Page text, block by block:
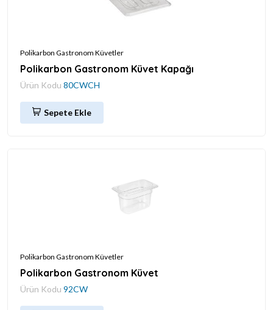
Polikarbon Gastronom Küvetler
Polikarbon Gastronom Küvet Kapağı
Ürün Kodu 80CWCH
Sepete Ekle
Polikarbon Gastronom Küvetler
Polikarbon Gastronom Küvet
Ürün Kodu 92CW